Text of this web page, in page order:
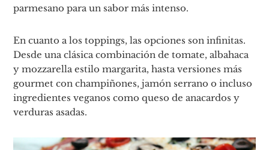
parmesano para un sabor más intenso.
En cuanto a los toppings, las opciones son infinitas.
Desde una clásica combinación de tomate, albahaca
y mozzarella estilo margarita, hasta versiones más
gourmet con champiñones, jamón serrano o incluso
ingredientes veganos como queso de anacardos y
verduras asadas.